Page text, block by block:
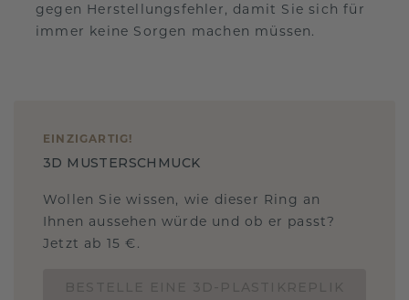
gegen Herstellungsfehler, damit Sie sich für
immer keine Sorgen machen müssen.
EINZIGARTIG !
3D MUSTERSCHMUCK
Wollen Sie wissen, wie dieser Ring an
Ihnen aussehen würde und ob er passt?
Jetzt ab 15 €.